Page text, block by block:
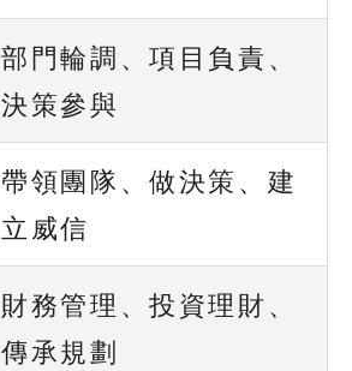
部門輪調、項目負責、
決策參與
帶領團隊、做決策、建
立威信
財務管理、投資理財、
傳承規劃